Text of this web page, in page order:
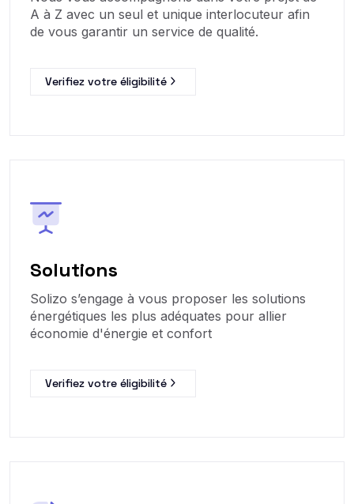
A à Z avec un seul et unique interlocuteur afin
de vous garantir un service de qualité.
Verifiez votre éligibilité
Solutions
Solizo s’engage à vous proposer les solutions
énergétiques les plus adéquates pour allier
économie d'énergie et confort
Verifiez votre éligibilité